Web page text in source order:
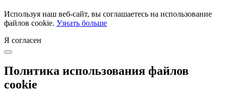
Используя наш веб-сайт, вы соглашаетесь на использование
файлов cookie. Узнать больше
Я согласен
Политика использования файлов
cookie